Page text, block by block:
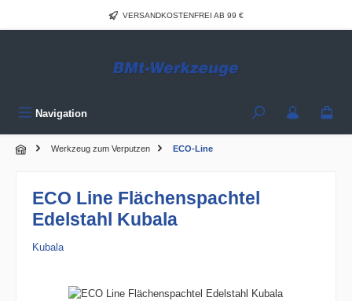
Zum Hauptinhalt springenVERSANDKOSTENFREI AB 99 €
Navigation
Werkzeug zum Verputzen ECO-Line
ECO Line Flächenspachtel
Edelstahl Kubala
Kubala
Bildergalerie überspringen